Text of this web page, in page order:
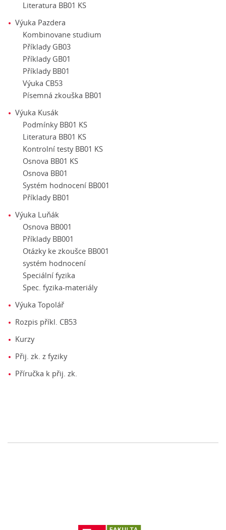
Literatura BB01 KS
Výuka Pazdera
Kombinovane studium
Příklady GB03
Příklady GB01
Příklady BB01
Výuka CB53
Písemná zkouška BB01
Výuka Kusák
Podmínky BB01 KS
Literatura BB01 KS
Kontrolní testy BB01 KS
Osnova BB01 KS
Osnova BB01
Systém hodnocení BB001
Příklady BB01
Výuka Luňák
Osnova BB001
Příklady BB001
Otázky ke zkoušce BB001
systém hodnocení
Speciální fyzika
Spec. fyzika-materiály
Výuka Topolář
Rozpis příkl. CB53
Kurzy
Přij. zk. z fyziky
Příručka k přij. zk.